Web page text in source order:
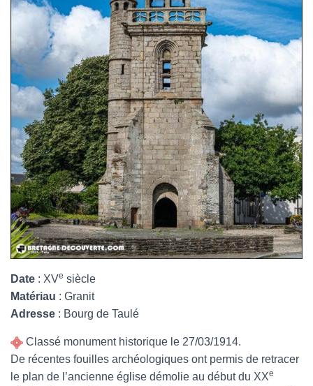
Date : XVe siècle
Matériau : Granit
Adresse : Bourg de Taulé
Classé monument historique le 27/03/1914.
De récentes fouilles archéologiques ont permis de retracer
le plan de l’ancienne église démolie au début du XXe